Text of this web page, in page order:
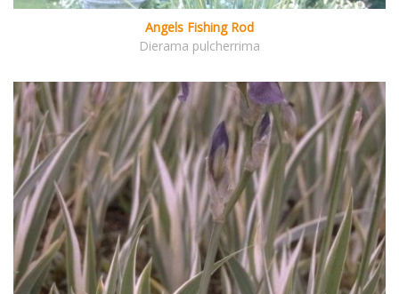
Angels Fishing Rod
Dierama pulcherrima